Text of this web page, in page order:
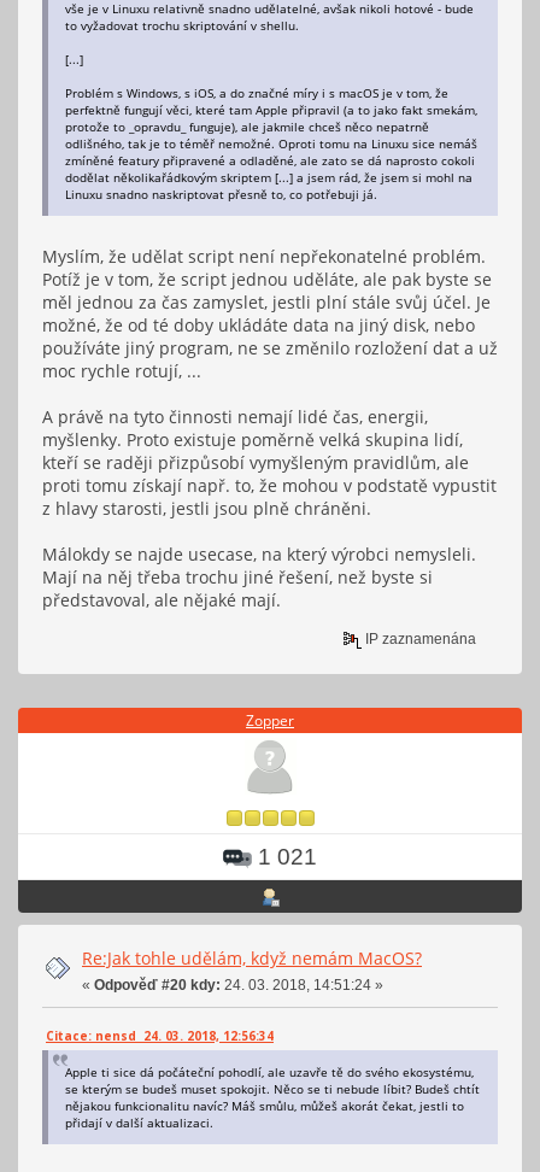
vše je v Linuxu relativně snadno udělatelné, avšak nikoli hotové - bude
to vyžadovat trochu skriptování v shellu.
[...]
Problém s Windows, s iOS, a do značné míry i s macOS je v tom, že
perfektně fungují věci, které tam Apple připravil (a to jako fakt smekám,
protože to _opravdu_ funguje), ale jakmile chceš něco nepatrně
odlišného, tak je to téměř nemožné. Oproti tomu na Linuxu sice nemáš
zmíněné featury připravené a odladěné, ale zato se dá naprosto cokoli
dodělat několikařádkovým skriptem [...] a jsem rád, že jsem si mohl na
Linuxu snadno naskriptovat přesně to, co potřebuji já.
Myslím, že udělat script není nepřekonatelné problém.
Potíž je v tom, že script jednou uděláte, ale pak byste se
měl jednou za čas zamyslet, jestli plní stále svůj účel. Je
možné, že od té doby ukládáte data na jiný disk, nebo
používáte jiný program, ne se změnilo rozložení dat a už
moc rychle rotují, ...
A právě na tyto činnosti nemají lidé čas, energii,
myšlenky. Proto existuje poměrně velká skupina lidí,
kteří se raději přizpůsobí vymyšleným pravidlům, ale
proti tomu získají např. to, že mohou v podstatě vypustit
z hlavy starosti, jestli jsou plně chráněni.
Málokdy se najde usecase, na který výrobci nemysleli.
Mají na něj třeba trochu jiné řešení, než byste si
představoval, ale nějaké mají.
IP zaznamenána
Zopper
1 021
Re:Jak tohle udělám, když nemám MacOS?
« Odpověď #20 kdy: 24. 03. 2018, 14:51:24 »
Citace: nensd 24. 03. 2018, 12:56:34
Apple ti sice dá počáteční pohodlí, ale uzavře tě do svého ekosystému,
se kterým se budeš muset spokojit. Něco se ti nebude líbit? Budeš chtít
nějakou funkcionalitu navíc? Máš smůlu, můžeš akorát čekat, jestli to
přidají v další aktualizaci.